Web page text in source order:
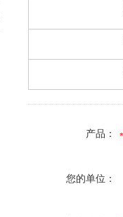
产品：
您的单位：